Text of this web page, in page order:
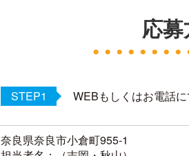
応
STEP1 WEBもしくはお電話に
奈良県奈良市小倉町955-1